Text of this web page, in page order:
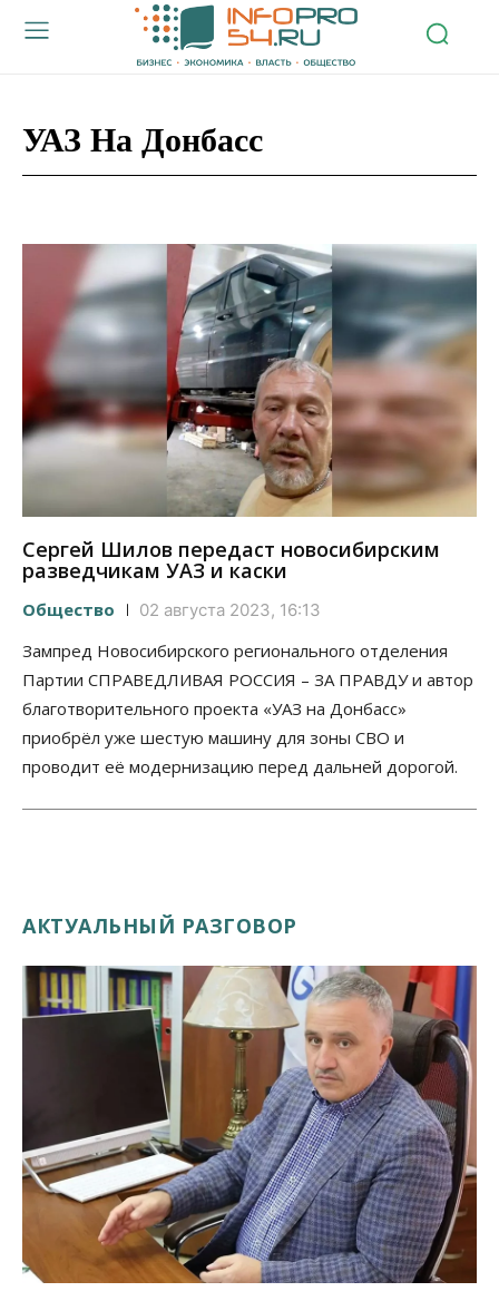
УАЗ На Донбасс
Сергей Шилов передаст новосибирским
разведчикам УАЗ и каски
Общество 02 августа 2023, 16:13
Зампред Новосибирского регионального отделения
Партии СПРАВЕДЛИВАЯ РОССИЯ – ЗА ПРАВДУ и автор
благотворительного проекта «УАЗ на Донбасс»
приобрёл уже шестую машину для зоны СВО и
проводит её модернизацию перед дальней дорогой.
АКТУАЛЬНЫЙ РАЗГОВОР